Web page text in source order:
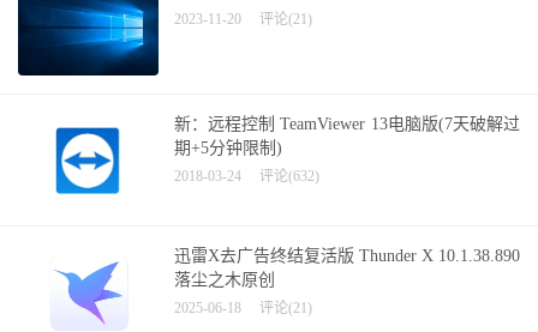
2023-11-20 评论(21)
新：远程控制 TeamViewer 13电脑版(7天破解过
期+5分钟限制)
2018-03-24 评论(632)
迅雷X去广告终结复活版 Thunder X 10.1.38.890
落尘之木原创
2025-06-18 评论(21)